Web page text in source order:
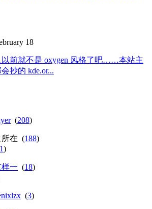
18
以前就不是 oxygen 风格了吧……本站主
抄的 kde.or...
(208)
所在 (188)
1)
一 (18)
(3)